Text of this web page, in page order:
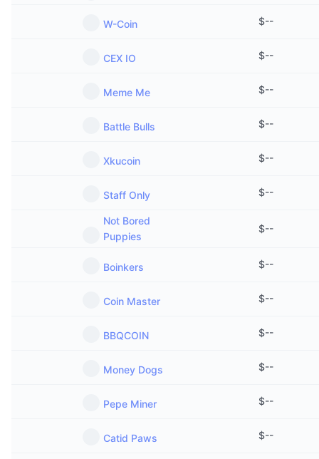
W-Coin $--
CEX IO $--
Meme Me $--
Battle Bulls $--
Xkucoin $--
Staff Only $--
Not Bored
Puppies
$--
Boinkers $--
Coin Master $--
BBQCOIN $--
Money Dogs $--
Pepe Miner $--
Catid Paws $--